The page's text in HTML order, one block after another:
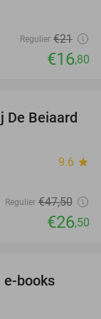
Regulier €21
€16,80
44%
De Beiaard
9.6 star
Regulier €47,50
€26,50
e-books